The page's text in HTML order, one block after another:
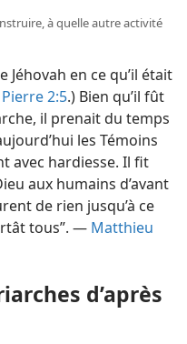
à quelle autre activité
en ce qu’il était
2:5.) Bien qu’il fût
il prenait du temps
les Témoins
avec hardiesse. Il fit
aux humains d’avant
de rien jusqu’à ce
tous”. — Matthieu
d’après